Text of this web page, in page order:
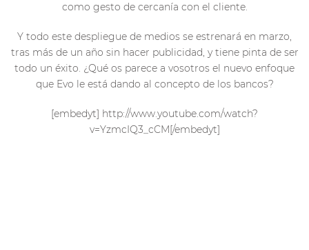
como gesto de cercanía con el cliente.
Y todo este despliegue de medios se estrenará en marzo,
tras más de un año sin hacer publicidad, y tiene pinta de ser
todo un éxito. ¿Qué os parece a vosotros el nuevo enfoque
que Evo le está dando al concepto de los bancos?
[embedyt] http://www.youtube.com/watch?
v=YzmcIQ3_cCM[/embedyt]